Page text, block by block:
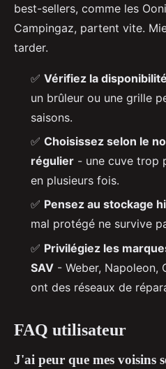
best-sellers, comme les
Campingaz, partent vite.
tarder.
✅ Vérifiez la
un brûleur ou une grille
saisons.
✅ Choisissez selon le
régulier - une cuve trop
en plusieurs fois.
✅ Pensez au stockage
mal protégé ne survive
✅ Privilégiez les
SAV - Weber, Napoleon,
ont des réseaux de
FAQ utilisateur
J'ai peur que mes voisins